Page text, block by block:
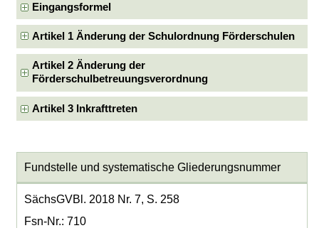
Eingangsformel
Artikel 1 Änderung der Schulordnung Förderschulen
Artikel 2 Änderung der
Förderschulbetreuungsverordnung
Artikel 3 Inkrafttreten
Fundstelle und systematische Gliederungsnummer
SächsGVBl. 2018 Nr. 7, S. 258
Fsn-Nr.: 710